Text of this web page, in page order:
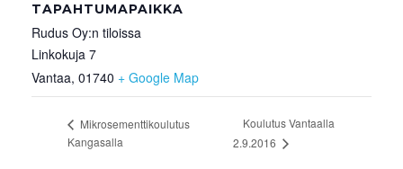
TAPAHTUMAPAIKKA
Rudus Oy:n tiloissa
Linkokuja 7
Vantaa, 01740 + Google Map
Mikrosementtikoulutus
Kangasalla
Koulutus Vantaalla
2.9.2016